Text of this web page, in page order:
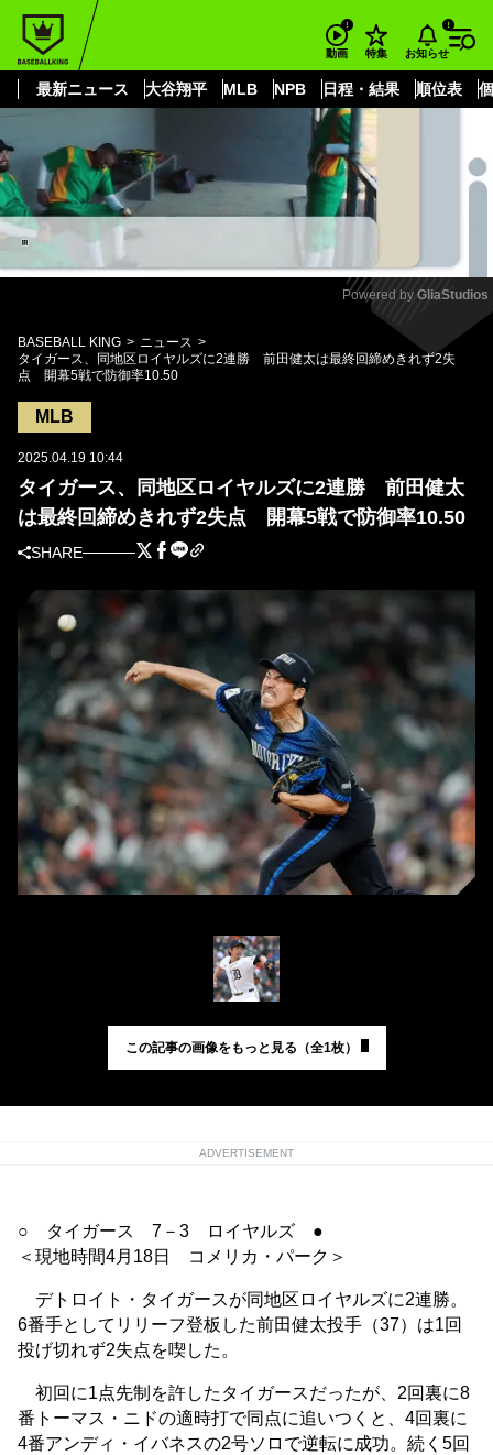
動画 特集 お知らせ
最新ニュース 大谷翔平 MLB NPB 日程・結果 順位表
もっと見る
Mute
Powered by GliaStudios
BASEBALL KING
ニュース
タイガース、同地区ロイヤルズに2連勝 前田健太は最終回締めきれず2失
点 開幕5戦で防御率10.50
MLB
2025.04.19 10:44
タイガース、同地区ロイヤルズに2連勝 前田健太
は最終回締めきれず2失点 開幕5戦で防御率10.50
SHARE
この記事の画像をもっと見る（全1枚）
ADVERTISEMENT
○ タイガース 7－3 ロイヤルズ ●
＜現地時間4月18日 コメリカ・パーク＞
デトロイト・タイガースが同地区ロイヤルズに2連勝。
6番手としてリリーフ登板した前田健太投手（37）は1回
投げ切れず2失点を喫した。
初回に1点先制を許したタイガースだったが、2回裏に8
番トーマス・ニドの適時打で同点に追いつくと、4回裏に
4番アンディ・イバネスの2号ソロで逆転に成功。続く5回